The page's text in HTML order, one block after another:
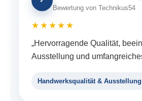
Bewertung von Technikus54
★★★★★
„Hervorragende Qualität,
Ausstellung und
Handwerksqualität & Ausstellung